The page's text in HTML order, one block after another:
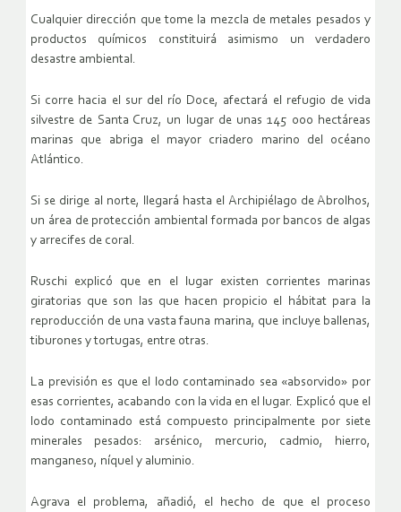
Cualquier dirección que tome la mezcla de metales pesados y
productos químicos constituirá asimismo un verdadero
desastre ambiental.
Si corre hacia el sur del río Doce, afectará el refugio de vida
silvestre de Santa Cruz, un lugar de unas 145 000 hectáreas
marinas que abriga el mayor criadero marino del océano
Atlántico.
Si se dirige al norte, llegará hasta el Archipiélago de Abrolhos,
un área de protección ambiental formada por bancos de algas
y arrecifes de coral.
Ruschi explicó que en el lugar existen corrientes marinas
giratorias que son las que hacen propicio el hábitat para la
reproducción de una vasta fauna marina, que incluye ballenas,
tiburones y tortugas, entre otras.
La previsión es que el lodo contaminado sea «absorvido» por
esas corrientes, acabando con la vida en el lugar. Explicó que el
lodo contaminado está compuesto principalmente por siete
minerales pesados: arsénico, mercurio, cadmio, hierro,
manganeso, níquel y aluminio.
Agrava el problema, añadió, el hecho de que el proceso